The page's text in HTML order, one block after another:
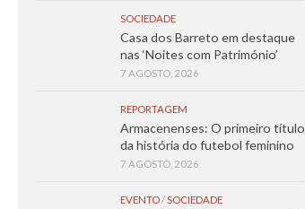
SOCIEDADE
Casa dos Barreto em destaque
nas ‘Noites com Património’
7 AGOSTO, 2026
REPORTAGEM
Armacenenses: O primeiro título
da história do futebol feminino
7 AGOSTO, 2026
EVENTO/SOCIEDADE